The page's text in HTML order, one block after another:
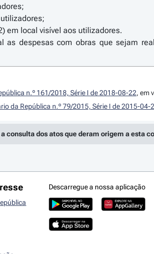
em local visível aos utilizadores.
despesas com obras que sejam
n.º 161/2018, Série I de 2018-08-22, em
da República n.º 79/2015, Série I de 2015-04-
consulta dos atos que deram origem a esta
Descarregue a nossa aplicação